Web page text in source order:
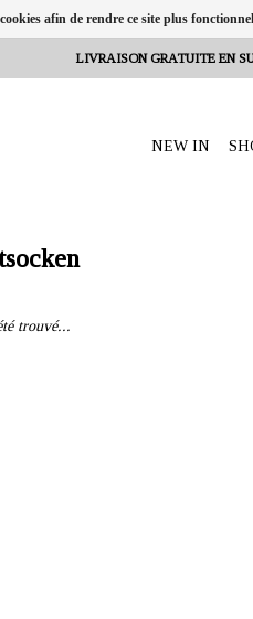
LIVRAISON GRATUITE EN
NEW IN
trouvé...
afin de rendre ce site plus